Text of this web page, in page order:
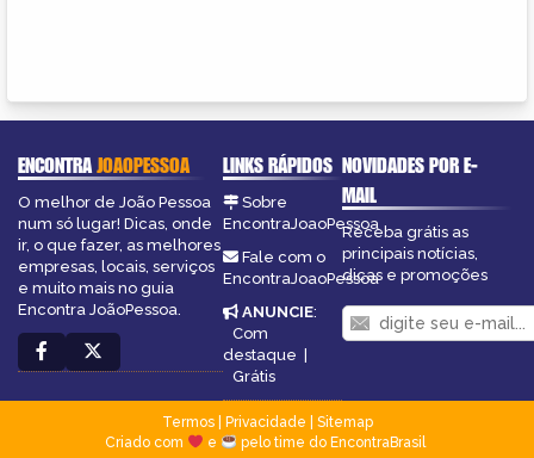
ENCONTRAJOAOPESSOA
O melhor de João Pessoa
num só lugar! Dicas, onde
ir, o que fazer, as melhores
empresas, locais, serviços
e muito mais no guia
Encontra JoãoPessoa.
LINKS RÁPIDOS
Sobre
EncontraJoaoPessoa
Fale com o
EncontraJoaoPessoa
ANUNCIE:
Com
destaque |
Grátis
NOVIDADES POR E-
MAIL
Receba grátis as
principais notícias,
dicas e promoções
Termos| Privacidade
Sitemap
Criado com
e pelo time do EncontraBrasil